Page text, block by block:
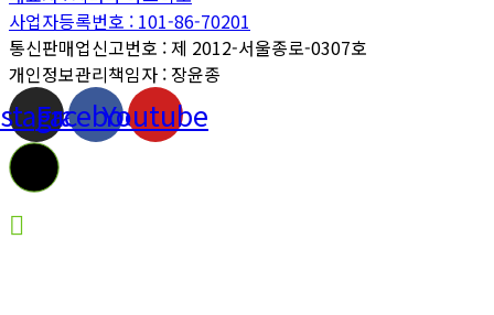
사업자등록번호 : 101-86-70201
통신판매업신고번호 : 제 2012-서울종로-0307호
개인정보관리책임자 : 장윤종
FacebookYoutube